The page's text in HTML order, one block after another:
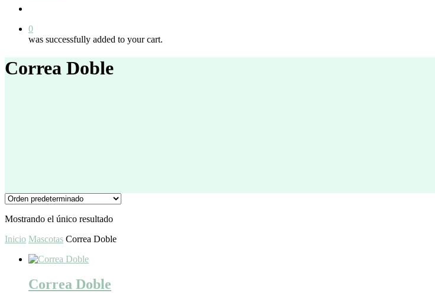
0
was successfully added to your cart.
Correa Doble
Mostrando el único resultado
Inicio Mascotas Correa Doble
Correa Doble